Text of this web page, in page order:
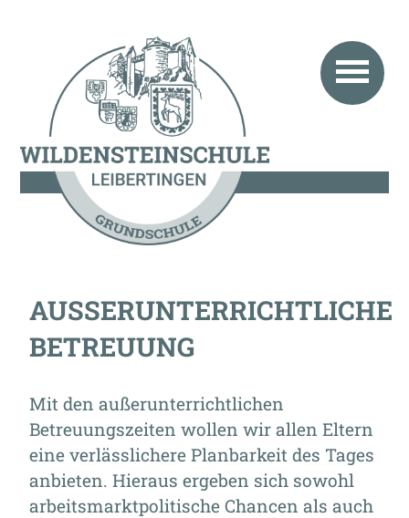
AUSSERUNTERRICHTLICHE B
ETREUUNG
Mit den außerunterrichtlichen
Betreuungszeiten wollen wir allen Eltern
eine verlässlichere Planbarkeit des Tages
anbieten. Hieraus ergeben sich sowohl
arbeitsmarktpolitische Chancen als auch